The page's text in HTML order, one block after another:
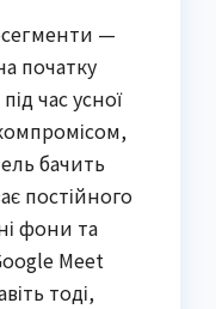
—
початку
час усної
бачить
постійного
фони та
Meet
тоді,